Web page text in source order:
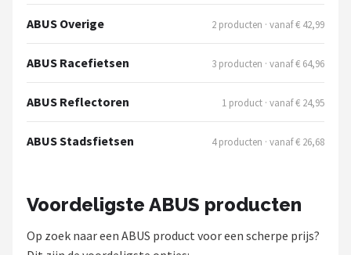
ABUS Overige 2 producten · vanaf € 42,99
ABUS Racefietsen 3 producten · vanaf € 64,96
ABUS Reflectoren 1 product · vanaf € 24,95
ABUS Stadsfietsen 4 producten · vanaf € 26,68
Voordeligste ABUS producten
Op zoek naar een ABUS product voor een scherpe prijs?